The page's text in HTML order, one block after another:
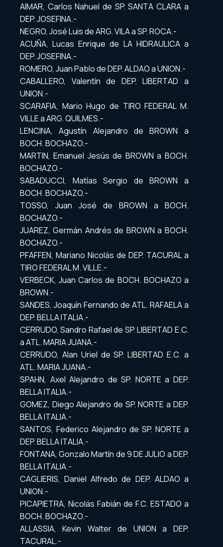
AIMAR, Carlos Nahuel de SP. SANTA CLARA a
DEP. JOSEFINA.-
NEGRO, José Luis de ARG. VILA a SP. ROCA.-
ACUÑA, Lucas Enrique de LA HIDRAULICA a
DEP. JOSEFINA.-
ROMERO, Juan Pablo de DEP. ALDAO a UNION.-
CABALLERO, Valentín de DEP. LIBERTAD a
UNION.-
SCARAFIA, Mario Hugo de TIRO FEDERAL M.
VILLE a ARG. QUILMES.-
LENCINA, Agustín Alejandro de BROWN a
BOCH. BOCHAZO.-
MARTIN, Emanuel Jesús de BROWN a BOCH.
BOCHAZO.-
SABADUCCI, Matías Sergio de BROWN a
BOCH. BOCHAZO.-
TOSSO, Juan José de BROWN a BOCH.
BOCHAZO.-
JUAREZ, Germán Andrés de BROWN a BOCH.
BOCHAZO.-
PFAFFEN, Mariano Nicolás de DEP. TACURAL a
TIRO FEDERAL M. VILLE.-
VERBECK, Juan Carlos de BOCH. BOCHAZO a
BROWN.-
SANDES, Joaquín Fernando de ATL. RAFAELA a
DEP. BELLA ITALIA.-
CERRUDO, Sandro Rafael de SP. LIBERTAD E.C.
a ATL. MARIA JUANA.-
CERRUDO, Alan Uriel de SP. LIBERTAD E.C. a
ATL. MARIA JUANA.-
SPAHN, Axel Alejandro de SP. NORTE a DEP.
BELLA ITALIA.-
GOMEZ, Diego Alejandro de SP. NORTE a DEP.
BELLA ITALIA.-
SANTOS, Federico Alejandro de SP. NORTE a
DEP. BELLA ITALIA.-
FONTANA, Gonzalo Martín de 9 DE JULIO a DEP.
BELLA ITALIA.-
CAGLIERIS, Daniel Alfredo de DEP. ALDAO a
UNION.-
PICAPIETRA, Nicolás Fabián de F.C. ESTADO a
BOCH. BOCHAZO.-
ALLASSIA, Kevin Walter de UNION a DEP.
TACURAL.-